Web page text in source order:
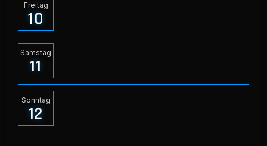
Freitag
10
Samstag
11
Sonntag
12